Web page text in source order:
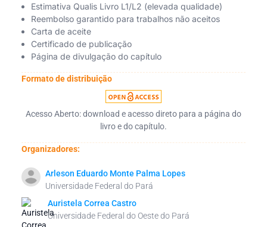
Estimativa Qualis Livro L1/L2 (elevada qualidade)
Reembolso garantido para trabalhos não aceitos
Carta de aceite
Certificado de publicação
Página de divulgação do capítulo
Formato de distribuição
Acesso Aberto: download e acesso direto para a página do
livro e do capítulo.
Organizadores:
Arleson Eduardo Monte Palma Lopes
Universidade Federal do Pará
Auristela Correa Castro
Universidade Federal do Oeste do Pará